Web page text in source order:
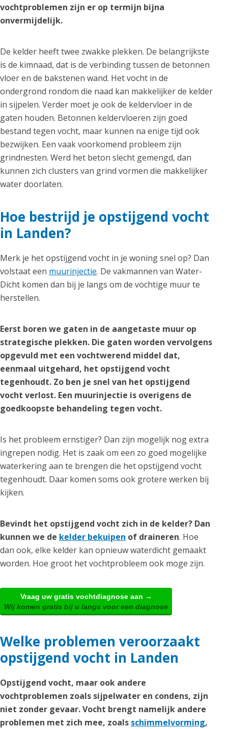
vochtproblemen zijn er op termijn bijna
onvermijdelijk.
De kelder heeft twee zwakke plekken. De belangrijkste
is de kimnaad, dat is de verbinding tussen de betonnen
vloer en de bakstenen wand. Het vocht in de
ondergrond rondom die naad kan makkelijker de kelder
in sijpelen. Verder moet je ook de keldervloer in de
gaten houden. Betonnen keldervloeren zijn goed
bestand tegen vocht, maar kunnen na enige tijd ook
bezwijken. Een vaak voorkomend probleem zijn
grindnesten. Werd het beton slecht gemengd, dan
kunnen zich clusters van grind vormen die makkelijker
water doorlaten.
Hoe bestrijd je opstijgend vocht
in Landen?
Merk je het opstijgend vocht in je woning snel op? Dan
volstaat een muurinjectie. De vakmannen van Water-
Dicht komen dan bij je langs om de vochtige muur te
herstellen.
Eerst boren we gaten in de aangetaste muur op
strategische plekken. Die gaten worden vervolgens
opgevuld met een vochtwerend middel dat,
eenmaal uitgehard, het opstijgend vocht
tegenhoudt. Zo ben je snel van het opstijgend
vocht verlost. Een muurinjectie is overigens de
goedkoopste behandeling tegen vocht.
Is het probleem ernstiger? Dan zijn mogelijk nog extra
ingrepen nodig. Het is zaak om een zo goed mogelijke
waterkering aan te brengen die het opstijgend vocht
tegenhoudt. Daar komen soms ook grotere werken bij
kijken.
Bevindt het opstijgend vocht zich in de kelder? Dan
kunnen we de kelder bekuipen of draineren. Hoe
dan ook, elke kelder kan opnieuw waterdicht gemaakt
worden. Hoe groot het vochtprobleem ook moge zijn.
Vraag uw gratis vochtdiagnose aan →
Wij komen gratis bij u langs voor een diagnose
Welke problemen veroorzaakt
opstijgend vocht in Landen
Opstijgend vocht, maar ook andere
vochtproblemen zoals sijpelwater en condens, zijn
niet zonder gevaar. Vocht brengt namelijk andere
problemen met zich mee, zoals schimmelvorming,